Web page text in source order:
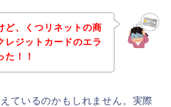
ど、くつリネットの商
レジットカードのエラ
た！！
ているのかもしれません。実際